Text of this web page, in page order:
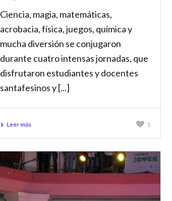
Ciencia, magia, matemáticas,
acrobacia, física, juegos, química y
mucha diversión se conjugaron
durante cuatro intensas jornadas, que
disfrutaron estudiantes y docentes
santafesinos y [...]
Leer más 1